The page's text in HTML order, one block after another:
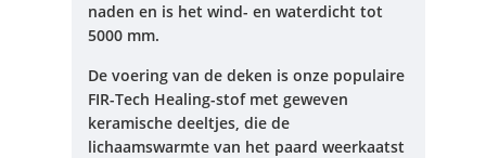
naden en is het wind- en waterdicht tot
5000 mm.
De voering van de deken is onze populaire
FIR-Tech Healing-stof met geweven
keramische deeltjes, die de
lichaamswarmte van het paard weerkaatst